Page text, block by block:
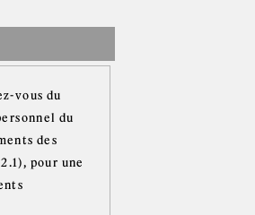
vous du
du
des
pour une